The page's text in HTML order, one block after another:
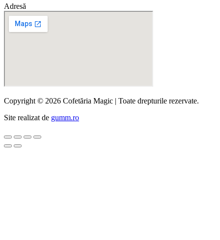
Adresă
Copyright © 2026 Cofetăria Magic | Toate drepturile rezervate.
Site realizat de gumm.ro